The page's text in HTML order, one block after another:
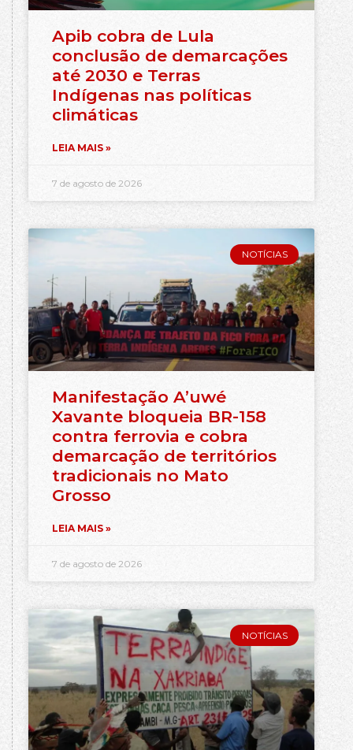
Apib cobra de Lula
conclusão de demarcações
até 2030 e Terras
Indígenas nas políticas
climáticas
LEIA MAIS »
7 de agosto de 2026
NOTÍCIAS
Manifestação A’uwé
Xavante bloqueia BR-158
contra ferrovia e cobra
demarcação de territórios
tradicionais no Mato
Grosso
LEIA MAIS »
7 de agosto de 2026
NOTÍCIAS